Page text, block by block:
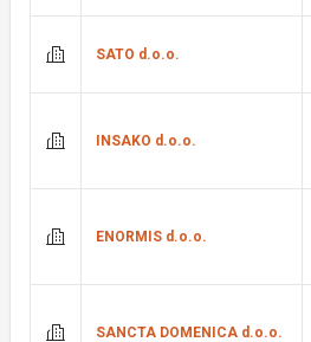
SATO d.o.o.
INSAKO d.o.o.
ENORMIS d.o.o.
SANCTA DOMENICA d.o.o.